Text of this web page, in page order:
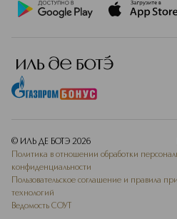
© ИЛЬ ДЕ БОТЭ 2026
Политика в отношении обработки
конфиденциальности
Пользовательское соглашение и правила
технологий
Ведомость СОУТ